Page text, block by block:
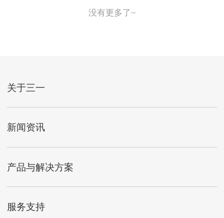
没有更多了~
关于三一
新闻资讯
产品与解决方案
服务支持